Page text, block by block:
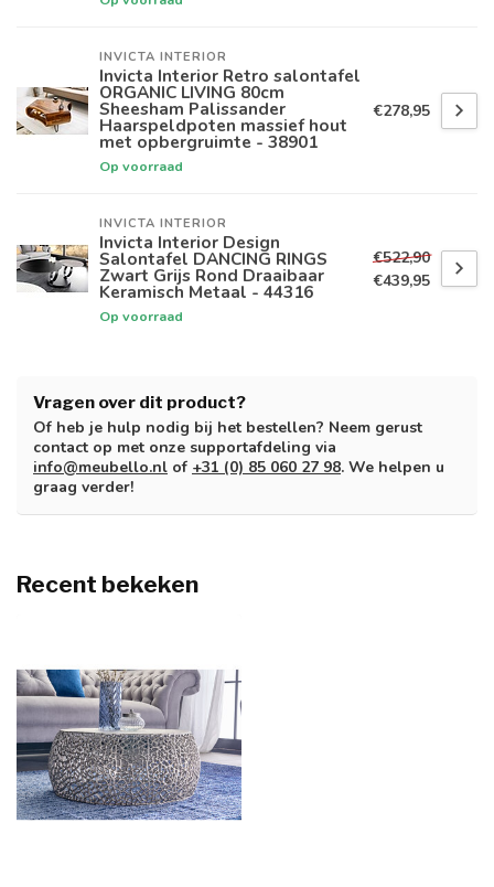
INVICTA INTERIOR
Invicta Interior Retro salontafel
ORGANIC LIVING 80cm
Sheesham Palissander
Haarspeldpoten massief hout
met opbergruimte - 38901
Op voorraad
€278,95
INVICTA INTERIOR
Invicta Interior Design
Salontafel DANCING RINGS
Zwart Grijs Rond Draaibaar
Keramisch Metaal - 44316
Op voorraad
€522,90
€439,95
Vragen over dit product?
Of heb je hulp nodig bij het bestellen? Neem gerust
contact op met onze supportafdeling via
info@meubello.nl of +31 (0) 85 060 27 98. We helpen u
graag verder!
Recent bekeken